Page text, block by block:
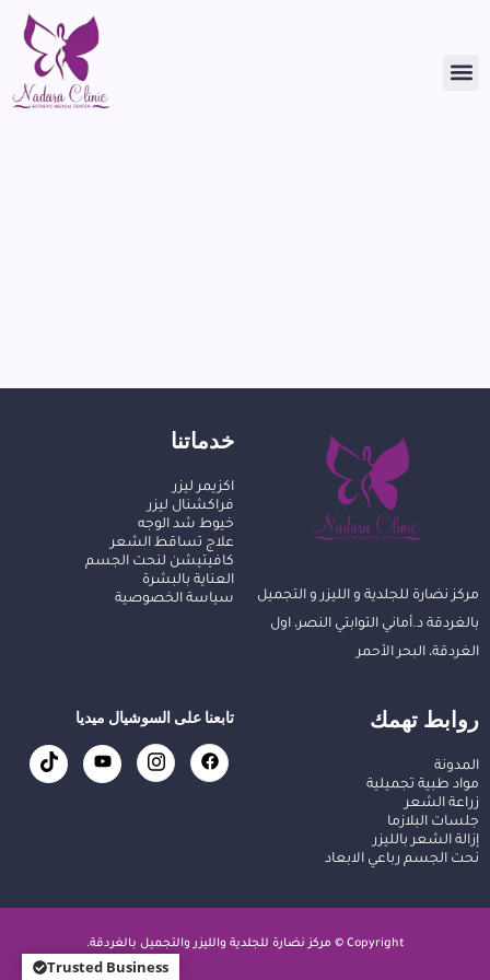
Trusted Business
مركز نضارة للجلدية و الليزر و التجميل
بالغردقة د.أماني التوابتي النصر، اول
الغردقة، البحر الأحمر
خدماتنا
اكزيمر ليزر
فراكشنال ليزر
خيوط شد الوجه
علاج تساقط الشعر
كافيتيشن لنحت الجسم
العناية بالبشرة
سياسة الخصوصية
روابط تهمك
المدونة
مواد طبية تجميلية
زراعة الشعر
جلسات البلازما
إزالة الشعر بالليزر
نحت الجسم رباعي الابعاد
تابعنا على السوشيال ميديا
Copyright © مركز نضارة للجلدية والليزر والتجميل بالغردقة.